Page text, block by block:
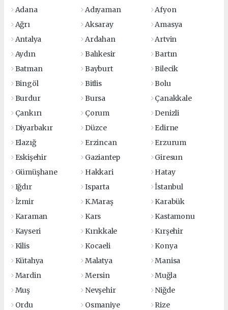
Adana Adıyaman
Afyon
Ağrı
Aksaray
Amasya
Antalya
Ardahan
Artvin
Aydın
Balıkesir
Bartın
Batman
Bayburt
Bilecik
Bingöl
Bitlis
Bolu
Burdur
Bursa
Çanakkale
Çankırı
Çorum
Denizli
Diyarbakır
Düzce
Edirne
Elazığ
Erzincan
Erzurum
Eskişehir
Gaziantep
Giresun
Gümüşhane
Hakkari
Hatay
Iğdır
Isparta
İstanbul
İzmir
K.Maraş
Karabük
Karaman
Kars
Kastamonu
Kayseri
Kırıkkale
Kırşehir
Kilis
Kocaeli
Konya
Kütahya
Malatya
Manisa
Mardin
Mersin
Muğla
Muş
Nevşehir
Niğde
Ordu
Osmaniye Rize